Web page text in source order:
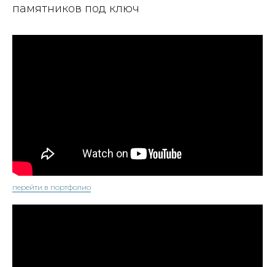
памятников под ключ
перейти в портфолио